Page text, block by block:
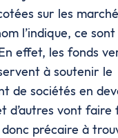
sur les
l’indique, ce
effet, les fonds
à soutenir le
de sociétés en
d’autres vont faire
donc précaire à